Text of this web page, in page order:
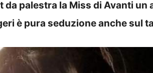
palestra la Miss di Avanti un
è pura seduzione anche sul